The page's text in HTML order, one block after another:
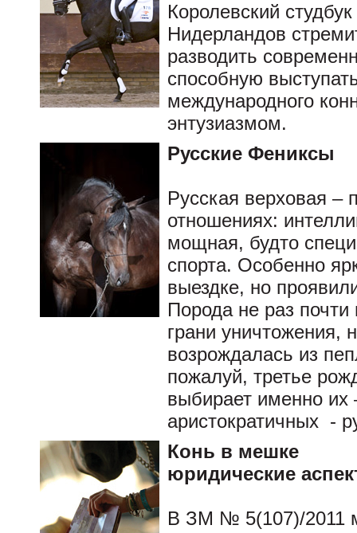
Королевский
Нидерландов
разводить
способную
международного
энтузиазмом.
Русские Фениксы
Русская верховая –
отношениях:
мощная, будто
спорта. Особенно
выездке, но
Порода не раз
грани уничтожения,
возрождалась из
пожалуй, третье
выбирает именно
аристократичных -
Конь в мешке
юридические
В ЗМ № 5(107)/2011